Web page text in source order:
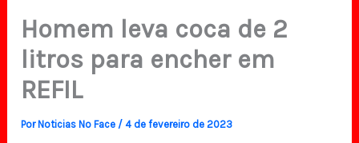
Homem leva coca de 2
litros para encher em
REFIL
PorNoticias No Face /4 de fevereiro de 2023